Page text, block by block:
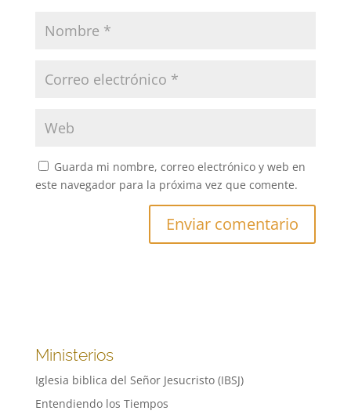
Guarda mi nombre, correo electrónico y web en
este navegador para la próxima vez que comente.
Ministerios
Iglesia biblica del Señor Jesucristo (IBSJ)
Entendiendo los Tiempos